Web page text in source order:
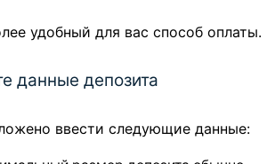
удобный для вас способ оплаты.
данные депозита
ввести следующие данные: